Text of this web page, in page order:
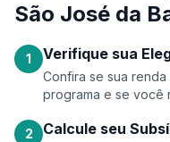
São José da
1 Verifique sua
Confira se sua
programa e se você
2 Calcule seu